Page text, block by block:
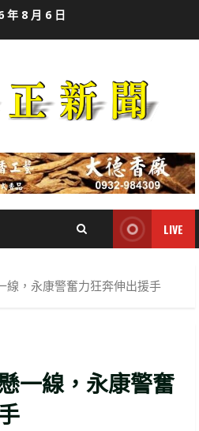
年 8 月 6 日
LIVE
線，永康警奮力狂奔伸出援手
一線，永康警奮